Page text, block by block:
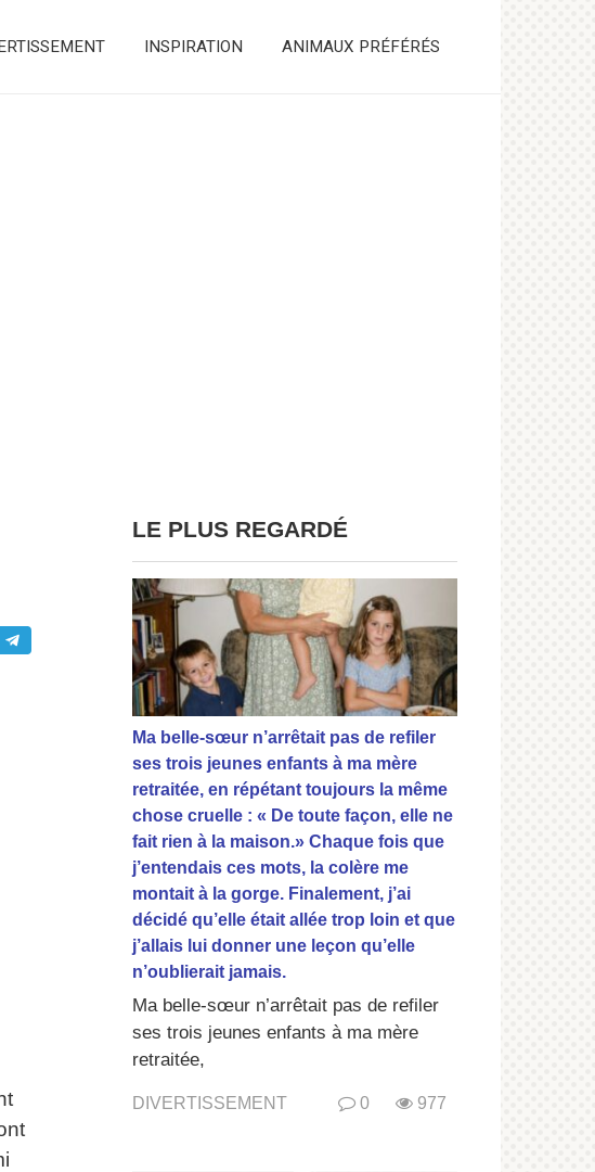
INSPIRATION ANIMAUX PRÉFÉRÉS
LE PLUS REGARDÉ
Ma belle-sœur n’arrêtait pas de refiler
ses trois jeunes enfants à ma mère
retraitée, en répétant toujours la même
chose cruelle : « De toute façon, elle ne
fait rien à la maison.» Chaque fois que
j’entendais ces mots, la colère me
montait à la gorge. Finalement, j’ai
décidé qu’elle était allée trop loin et que
j’allais lui donner une leçon qu’elle
n’oublierait jamais.
Ma belle-sœur n’arrêtait pas de refiler
ses trois jeunes enfants à ma mère
retraitée,
DIVERTISSEMENT 0 977